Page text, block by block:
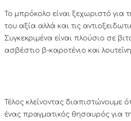
Το μπρόκολο είναι ξεχωριστό για
του αξία αλλά και τις
Συγκεκριμένα είναι πλούσιο σε
ασβέστιο β-καροτένιο και
Τέλος κλείνοντας διαπιστώνουμε
ένας πραγματικός θησαυρός για